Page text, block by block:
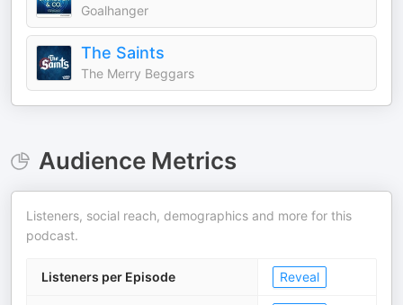
Goalhanger
The Saints
The Merry Beggars
Audience Metrics
Listeners, social reach, demographics and more for this
podcast.
Listeners per Episode Reveal